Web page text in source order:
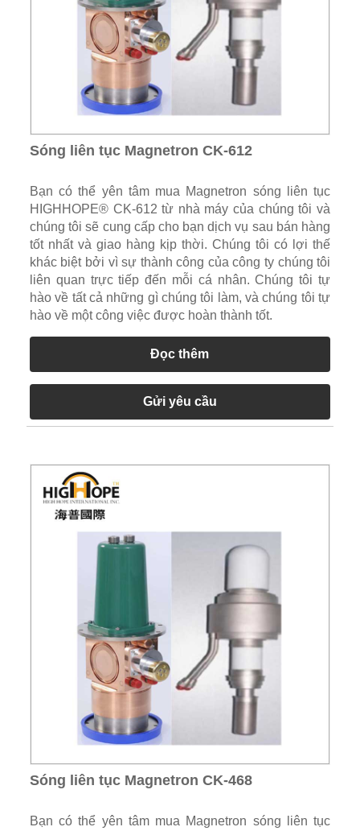
Sóng liên tục Magnetron CK-612
Bạn có thể yên tâm mua Magnetron sóng liên tục
HIGHHOPE® CK-612 từ nhà máy của chúng tôi và
chúng tôi sẽ cung cấp cho bạn dịch vụ sau bán hàng
tốt nhất và giao hàng kịp thời. Chúng tôi có lợi thế
khác biệt bởi vì sự thành công của công ty chúng tôi
liên quan trực tiếp đến mỗi cá nhân. Chúng tôi tự
hào về tất cả những gì chúng tôi làm, và chúng tôi tự
hào về một công việc được hoàn thành tốt.
Đọc thêm
Gửi yêu cầu
Sóng liên tục Magnetron CK-468
Bạn có thể yên tâm mua Magnetron sóng liên tục